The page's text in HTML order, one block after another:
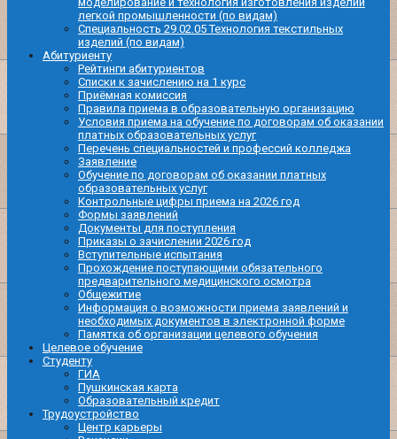
легкой промышленности (по видам)
Специальность 29.02.05 Технология текстильных
изделий (по видам)
Абитуриенту
Рейтинги абитуриентов
Списки к зачислению на 1 курс
Приёмная комиссия
Правила приема в образовательную организацию
Условия приема на обучение по договорам об оказании
платных образовательных услуг
Перечень специальностей и профессий колледжа
Заявление
Обучение по договорам об оказании платных
образовательных услуг
Контрольные цифры приема на 2026 год
Формы заявлений
Документы для поступления
Приказы о зачислении 2026 год
Вступительные испытания
Прохождение поступающими обязательного
предварительного медицинского осмотра
Общежитие
Информация о возможности приема заявлений и
необходимых документов в электронной форме
Памятка об организации целевого обучения
Целевое обучение
Студенту
ГИА
Пушкинская карта
Образовательный кредит
Трудоустройство
Центр карьеры